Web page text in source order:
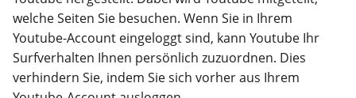
welche Seiten Sie besuchen. Wenn Sie in Ihrem
Youtube-Account eingeloggt sind, kann Youtube Ihr
Surfverhalten Ihnen persönlich zuzuordnen. Dies
verhindern Sie, indem Sie sich vorher aus Ihrem